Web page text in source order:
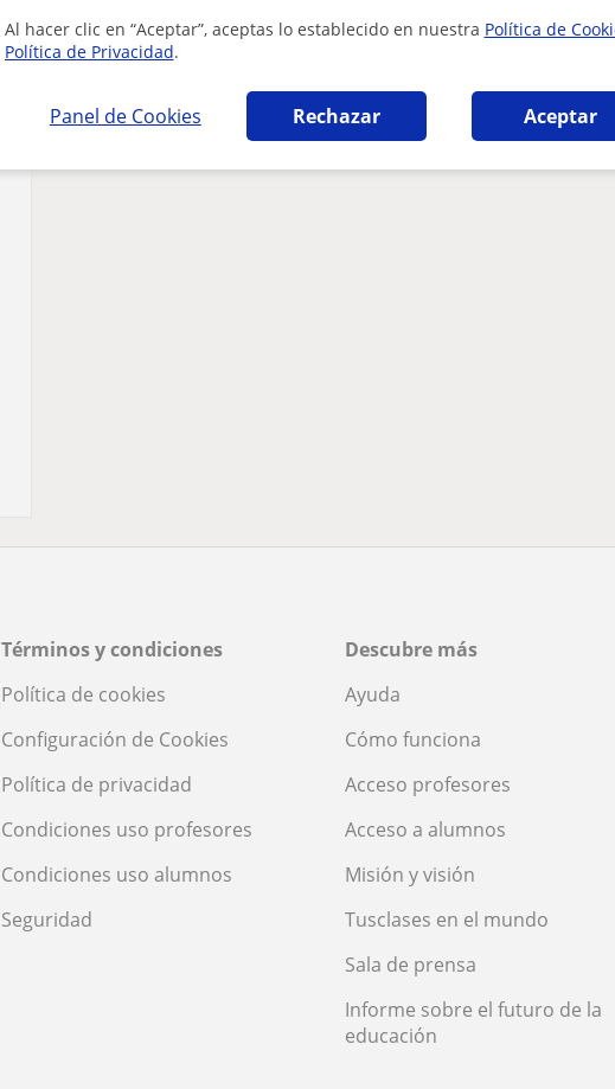
Al hacer clic en “Aceptar”, aceptas lo establecido en nuestra Política de
Política de Privacidad.
Panel de Cookies Rechazar Aceptar
Términos y condiciones
Política de cookies
Configuración de Cookies
Política de privacidad
Condiciones uso profesores
Condiciones uso alumnos
Seguridad
Descubre más
Ayuda
Cómo funciona
Acceso profesores
Acceso a alumnos
Misión y visión
Tusclases en el mundo
Sala de prensa
Informe sobre el futuro de la
educación